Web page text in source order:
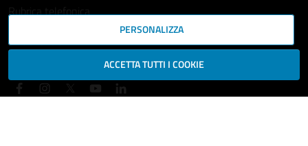
Rubrica telefonica
SEGUICI SU
PERSONALIZZA
ACCETTA TUTTI I COOKIE